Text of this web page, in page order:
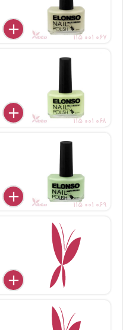
delete
remove
add
۱۱۵ ۰۰۱ ۰۶۷
delete
remove
add
۱۱۵ ۰۰۱ ۰۶۸
delete
remove
add
۱۱۵ ۰۰۱ ۰۶۹
delete
remove
add